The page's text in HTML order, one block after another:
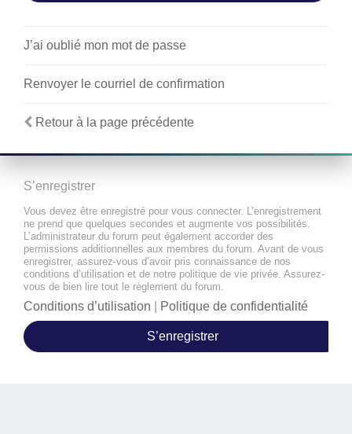
J’ai oublié mon mot de passe
Renvoyer le courriel de confirmation
Retour à la page précédente
S’enregistrer
Vous devez être enregistré pour vous connecter. L’enregistrement
ne prend que quelques secondes et augmente vos possibilités.
L’administrateur du forum peut également accorder des
permissions additionnelles aux membres du forum. Avant de vous
enregistrer, assurez-vous d’avoir pris connaissance de nos
conditions d’utilisation et de notre politique de vie privée. Assurez-
vous de bien lire tout le règlement du forum.
Conditions d’utilisation Politique de confidentialité
S’enregistrer